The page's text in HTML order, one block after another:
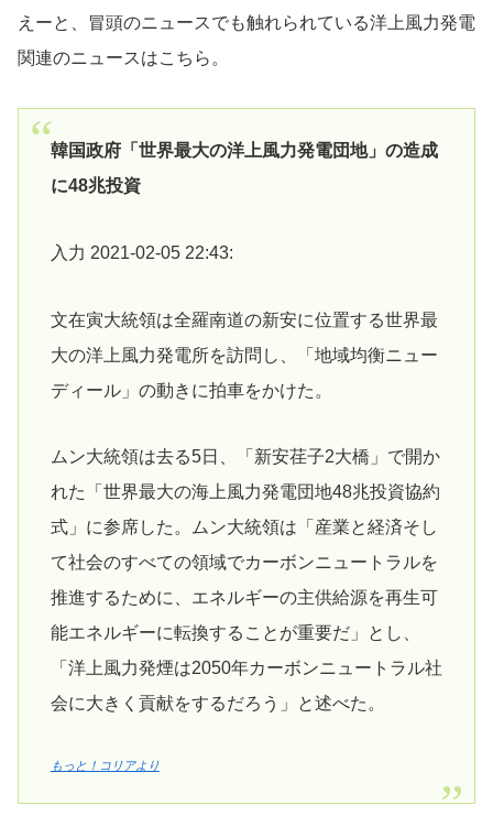
えーと、冒頭のニュースでも触れられている洋上風力発電
関連のニュースはこちら。
韓国政府「世界最大の洋上風力発電団地」の造成
に48兆投資
入力 2021-02-05 22:43:
文在寅大統領は全羅南道の新安に位置する世界最
大の洋上風力発電所を訪問し、「地域均衡ニュー
ディール」の動きに拍車をかけた。
ムン大統領は去る5日、「新安荏子2大橋」で開か
れた「世界最大の海上風力発電団地48兆投資協約
式」に参席した。ムン大統領は「産業と経済そし
て社会のすべての領域でカーボンニュートラルを
推進するために、エネルギーの主供給源を再生可
能エネルギーに転換することが重要だ」とし、
「洋上風力発煙は2050年カーボンニュートラル社
会に大きく貢献をするだろう」と述べた。
もっと！コリアより